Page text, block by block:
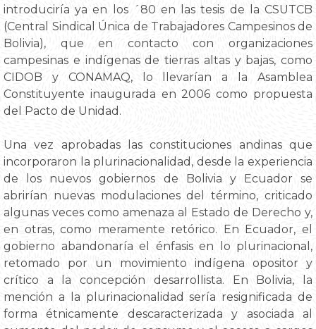
introduciría ya en los ´80 en las tesis de la CSUTCB
(Central Sindical Única de Trabajadores Campesinos de
Bolivia), que en contacto con organizaciones
campesinas e indígenas de tierras altas y bajas, como
CIDOB y CONAMAQ, lo llevarían a la Asamblea
Constituyente inaugurada en 2006 como propuesta
del Pacto de Unidad.
Una vez aprobadas las constituciones andinas que
incorporaron la plurinacionalidad, desde la experiencia
de los nuevos gobiernos de Bolivia y Ecuador se
abrirían nuevas modulaciones del término, criticado
algunas veces como amenaza al Estado de Derecho y,
en otras, como meramente retórico. En Ecuador, el
gobierno abandonaría el énfasis en lo plurinacional,
retomado por un movimiento indígena opositor y
crítico a la concepción desarrollista. En Bolivia, la
mención a la plurinacionalidad sería resignificada de
forma étnicamente descaracterizada y asociada al